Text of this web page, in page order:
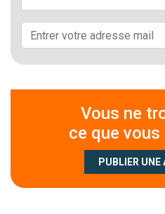
Vous ne
ce que vous
PUBLIER UNE